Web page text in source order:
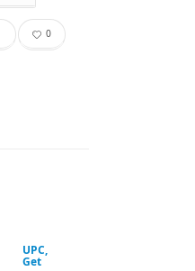
0
UPC,
Get